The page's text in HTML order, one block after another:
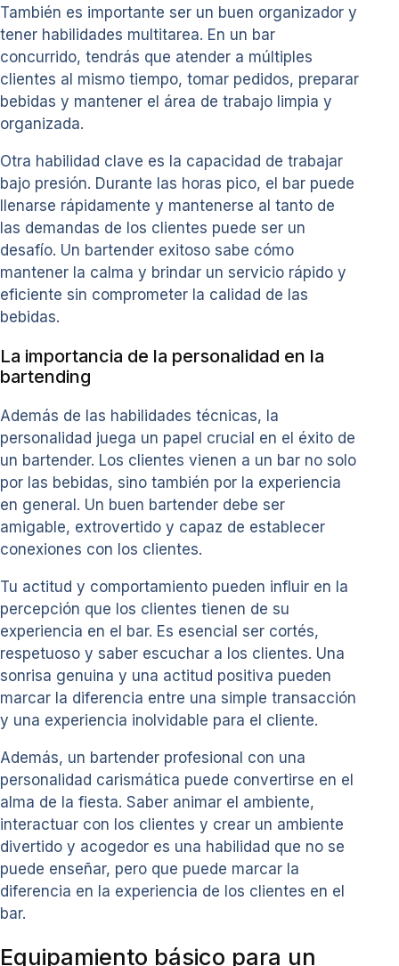
También es importante ser un buen organizador y
tener habilidades multitarea. En un bar
concurrido, tendrás que atender a múltiples
clientes al mismo tiempo, tomar pedidos, preparar
bebidas y mantener el área de trabajo limpia y
organizada.
Otra habilidad clave es la capacidad de trabajar
bajo presión. Durante las horas pico, el bar puede
llenarse rápidamente y mantenerse al tanto de
las demandas de los clientes puede ser un
desafío. Un bartender exitoso sabe cómo
mantener la calma y brindar un servicio rápido y
eficiente sin comprometer la calidad de las
bebidas.
La importancia de la personalidad en la
bartending
Además de las habilidades técnicas, la
personalidad juega un papel crucial en el éxito de
un bartender. Los clientes vienen a un bar no solo
por las bebidas, sino también por la experiencia
en general. Un buen bartender debe ser
amigable, extrovertido y capaz de establecer
conexiones con los clientes.
Tu actitud y comportamiento pueden influir en la
percepción que los clientes tienen de su
experiencia en el bar. Es esencial ser cortés,
respetuoso y saber escuchar a los clientes. Una
sonrisa genuina y una actitud positiva pueden
marcar la diferencia entre una simple transacción
y una experiencia inolvidable para el cliente.
Además, un bartender profesional con una
personalidad carismática puede convertirse en el
alma de la fiesta. Saber animar el ambiente,
interactuar con los clientes y crear un ambiente
divertido y acogedor es una habilidad que no se
puede enseñar, pero que puede marcar la
diferencia en la experiencia de los clientes en el
bar.
Equipamiento básico para un